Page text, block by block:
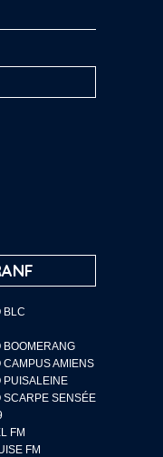
BLC
BOOMERANG
CAMPUS AMIENS
PUISALEINE
SCARPE SENSÉE
FM
FM